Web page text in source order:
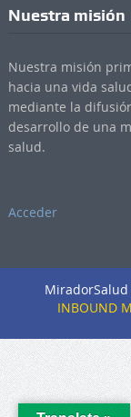
Nuestra misión
Nuestra misión
hacia una vida
mediante la
desarrollo de una
salud.
Acceder
MiradorSalud
INBOUND